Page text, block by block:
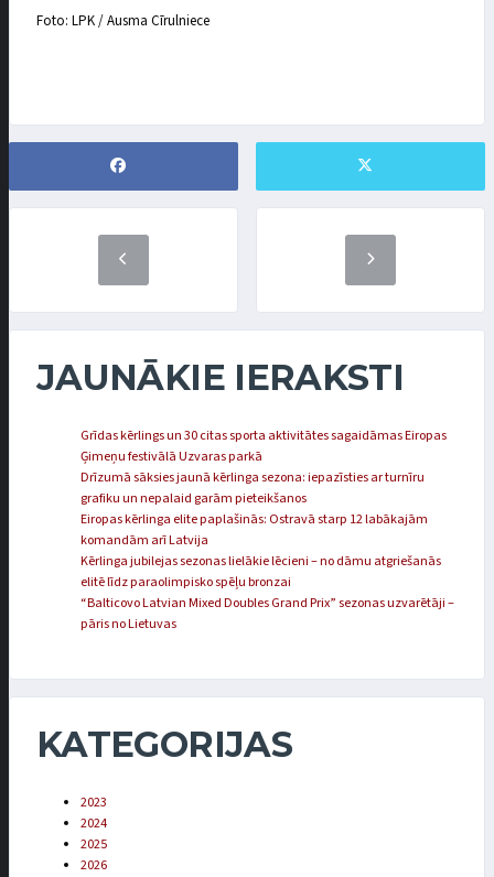
Foto: LPK / Ausma Cīrulniece
JAUNĀKIE IERAKSTI
Grīdas kērlings un 30 citas sporta aktivitātes sagaidāmas Eiropas
Ģimeņu festivālā Uzvaras parkā
Drīzumā sāksies jaunā kērlinga sezona: iepazīsties ar turnīru
grafiku un nepalaid garām pieteikšanos
Eiropas kērlinga elite paplašinās: Ostravā starp 12 labākajām
komandām arī Latvija
Kērlinga jubilejas sezonas lielākie lēcieni – no dāmu atgriešanās
elitē līdz paraolimpisko spēļu bronzai
“Balticovo Latvian Mixed Doubles Grand Prix” sezonas uzvarētāji –
pāris no Lietuvas
KATEGORIJAS
2023
2024
2025
2026